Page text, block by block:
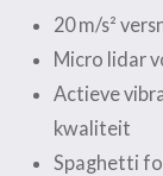
20 m/s²
Micro lidar
Actieve
kwaliteit
Spaghetti